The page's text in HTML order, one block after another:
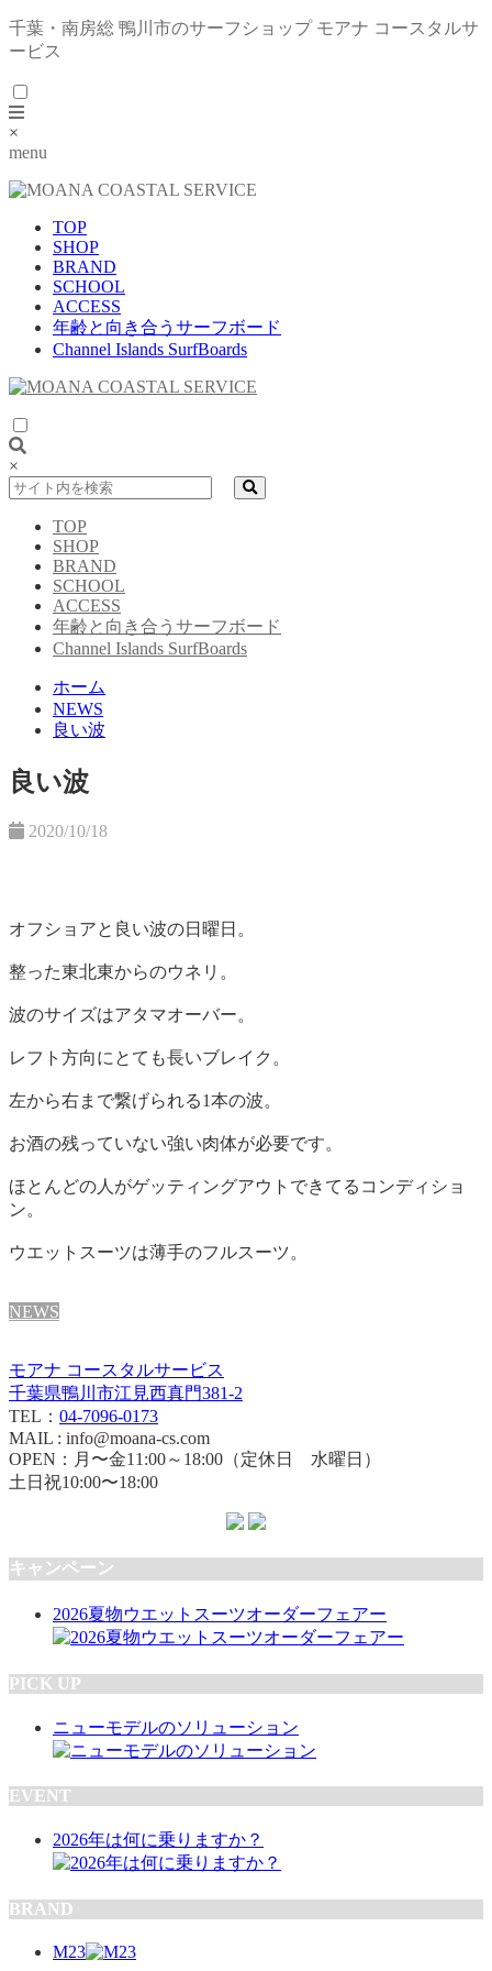
千葉・南房総 鴨川市のサーフショップ モアナ コースタルサ
ービス
×
menu
TOP
SHOP
BRAND
SCHOOL
ACCESS
年齢と向き合うサーフボード
Channel Islands SurfBoards
×
TOP
SHOP
BRAND
SCHOOL
ACCESS
年齢と向き合うサーフボード
Channel Islands SurfBoards
ホーム
NEWS
良い波
良い波
2020/10/18
オフショアと良い波の日曜日。
整った東北東からのウネリ。
波のサイズはアタマオーバー。
レフト方向にとても長いブレイク。
左から右まで繋げられる1本の波。
お酒の残っていない強い肉体が必要です。
ほとんどの人がゲッティングアウトできてるコンディショ
ン。
ウエットスーツは薄手のフルスーツ。
NEWS
モアナ コースタルサービス
千葉県鴨川市江見西真門381-2
TEL： 04-7096-0173
MAIL : info@moana-cs.com
OPEN：月〜金11:00～18:00（定休日 水曜日）
土日祝10:00〜18:00
キャンペーン
2026夏物ウエットスーツオーダーフェアー
PICK UP
ニューモデルのソリューション
EVENT
2026年は何に乗りますか？
BRAND
M23